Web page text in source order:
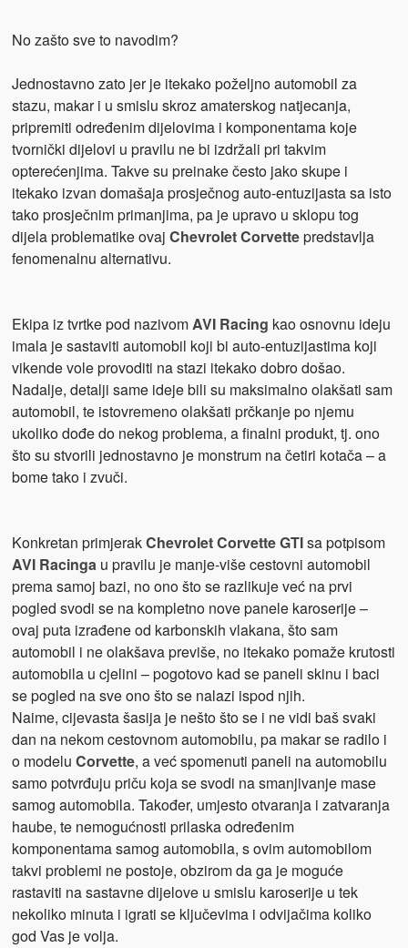
No zašto sve to navodim?
Jednostavno zato jer je itekako poželjno automobil za
stazu, makar i u smislu skroz amaterskog natjecanja,
pripremiti određenim dijelovima i komponentama koje
tvornički dijelovi u pravilu ne bi izdržali pri takvim
opterećenjima. Takve su preinake često jako skupe i
itekako izvan domašaja prosječnog auto-entuzijasta sa isto
tako prosječnim primanjima, pa je upravo u sklopu tog
dijela problematike ovaj Chevrolet Corvettepredstavlja
fenomenalnu alternativu.
Ekipa iz tvrtke pod nazivomAVI Racing kao osnovnu ideju
imala je sastaviti automobil koji bi auto-entuzijastima koji
vikende vole provoditi na stazi itekako dobro došao.
Nadalje, detalji same ideje bili su maksimalno olakšati sam
automobil, te istovremeno olakšati prčkanje po njemu
ukoliko dođe do nekog problema, a finalni produkt, tj. ono
što su stvorili jednostavno je monstrum na četiri kotača – a
bome tako i zvuči.
Konkretan primjerakChevrolet Corvette GTIsa potpisom
AVI Racingau pravilu je manje-više cestovni automobil
prema samoj bazi, no ono što se razlikuje već na prvi
pogled svodi se na kompletno nove panele karoserije –
ovaj puta izrađene od karbonskih vlakana, što sam
automobil i ne olakšava previše, no itekako pomaže krutosti
automobila u cjelini – pogotovo kad se paneli skinu i baci
se pogled na sve ono što se nalazi ispod njih.
Naime, cijevasta šasija je nešto što se i ne vidi baš svaki
dan na nekom cestovnom automobilu, pa makar se radilo i
o modelu Corvette, a već spomenuti paneli na automobilu
samo potvrđuju priču koja se svodi na smanjivanje mase
samog automobila. Također, umjesto otvaranja i zatvaranja
haube, te nemogućnosti prilaska određenim
komponentama samog automobila, s ovim automobilom
takvi problemi ne postoje, obzirom da ga je moguće
rastaviti na sastavne dijelove u smislu karoserije u tek
nekoliko minuta i igrati se ključevima i odvijačima koliko
god Vas je volja.